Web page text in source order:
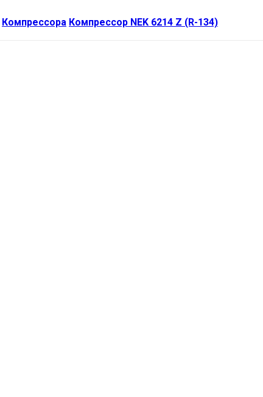
Компрессора Компрессор NEK 6214 Z (R-134)